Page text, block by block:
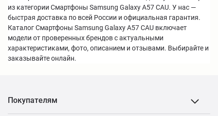
из категории Смартфоны Samsung Galaxy A57 CAU. У нас —
быстрая доставка по всей России и официальная гарантия.
Каталог Смартфоны Samsung Galaxy A57 CAU включает
модели от проверенных брендов с актуальными
характеристиками, фото, описанием и отзывами. Выбирайте и
заказывайте онлайн.
Покупателям